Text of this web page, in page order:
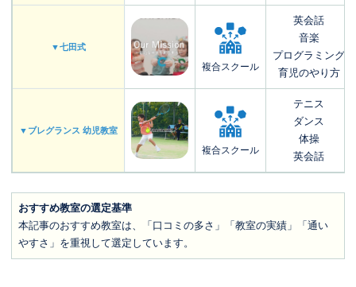
▼七田式
複合スクール
英会話
音楽
プログラミング
育児のやり方
▼ブレグランス 幼児教室
複合スクール
テニス
ダンス
体操
英会話
おすすめ教室の選定基準
本記事のおすすめ教室は、「口コミの多さ」「教室の実績」「通い
やすさ」を重視して選定しています。